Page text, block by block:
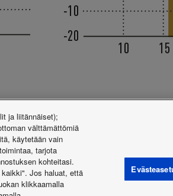
ja lumituuletusaukkojen
ja lämmityskapasiteetti
ja liitännäiset);
välttämättömiä
käytetään vain
tarjota
kohteitasi.
Jos haluat, että
klikkaamalla